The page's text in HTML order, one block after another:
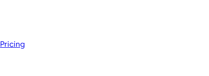
Pricing